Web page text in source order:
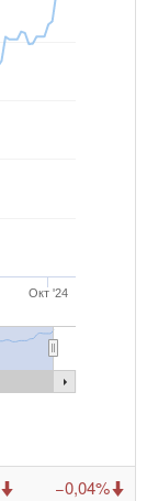
Окт '24
−0,04%